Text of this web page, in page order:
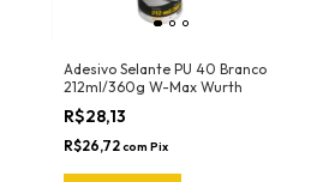
Adesivo Selante PU 40 Branco
212ml/360g W-Max Wurth
R$28,13
R$26,72com Pix